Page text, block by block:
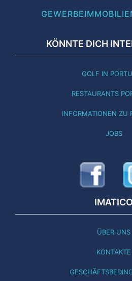
KÖNNTE DICH
GOLF IN
RESTAURANTS
INFORMATIONEN ZU
JOBS
IMATICO
ÜBER UNS
KONTAKTE